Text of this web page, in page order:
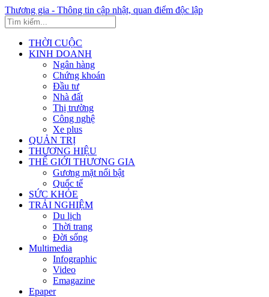
Thương gia - Thông tin cập nhật, quan điểm độc lập
THỜI CUỘC
KINH DOANH
Ngân hàng
Chứng khoán
Đầu tư
Nhà đất
Thị trường
Công nghệ
Xe plus
QUẢN TRỊ
THƯƠNG HIỆU
THẾ GIỚI THƯƠNG GIA
Gương mặt nổi bật
Quốc tế
SỨC KHỎE
TRẢI NGHIỆM
Du lịch
Thời trang
Đời sống
Multimedia
Infographic
Video
Emagazine
Epaper